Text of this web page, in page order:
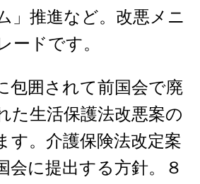
」推進など。改悪メニ
ードです。
包囲されて前国会で廃
た生活保護法改悪案の
す。介護保険法改定案
会に提出する方針。８